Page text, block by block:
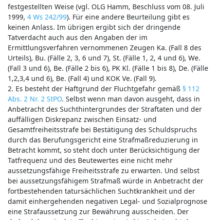
festgestellten Weise (vgl. OLG Hamm, Beschluss vom 08. Juli
1999, 4 Ws 242/99). Für eine andere Beurteilung gibt es
keinen Anlass. Im übrigen ergibt sich der dringende
Tatverdacht auch aus den Angaben der im
Ermittlungsverfahren vernommenen Zeugen Ka. (Fall 8 des
Urteils), Bu. (Fälle 2, 3, 6 und 7), St. (Fälle 1, 2, 4 und 6), We.
(Fall 3 und 6), Be. (Fälle 2 bis 6), PK Kl. (Fälle 1 bis 8), De. (Fälle
1,2,3,4 und 6), Be. (Fall 4) und KOK Ve. (Fall 9).
2. Es besteht der Haftgrund der Fluchtgefahr gemäß § 112
Abs. 2 Nr. 2 StPO. Selbst wenn man davon ausgeht, dass in
Anbetracht des Suchthintergrundes der Straftaten und der
auffälligen Diskrepanz zwischen Einsatz- und
Gesamtfreiheitsstrafe bei Bestätigung des Schuldspruchs
durch das Berufungsgericht eine Strafmaßreduzierung in
Betracht kommt, so steht doch unter Berücksichtigung der
Tatfrequenz und des Beutewertes eine nicht mehr
aussetzungsfähige Freiheitsstrafe zu erwarten. Und selbst
bei aussetzungsfähigem Strafmaß würde in Anbetracht der
fortbestehenden tatursächlichen Suchtkrankheit und der
damit einhergehenden negativen Legal- und Sozialprognose
eine Strafaussetzung zur Bewährung ausscheiden. Der